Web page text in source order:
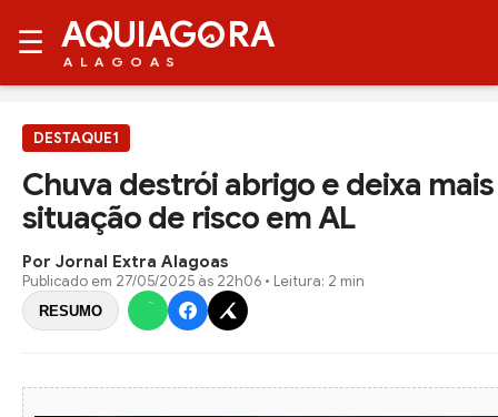
☰ AQUIAG RA
ALAGOAS
DESTAQUE1
Chuva destrói abrigo e deixa
situação de risco em AL
Por Jornal Extra Alagoas
Publicado em 27/05/2025 às 22h06 • Leitura: 2 min
RESUMO